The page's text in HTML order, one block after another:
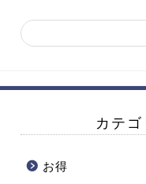
カテゴ
お得